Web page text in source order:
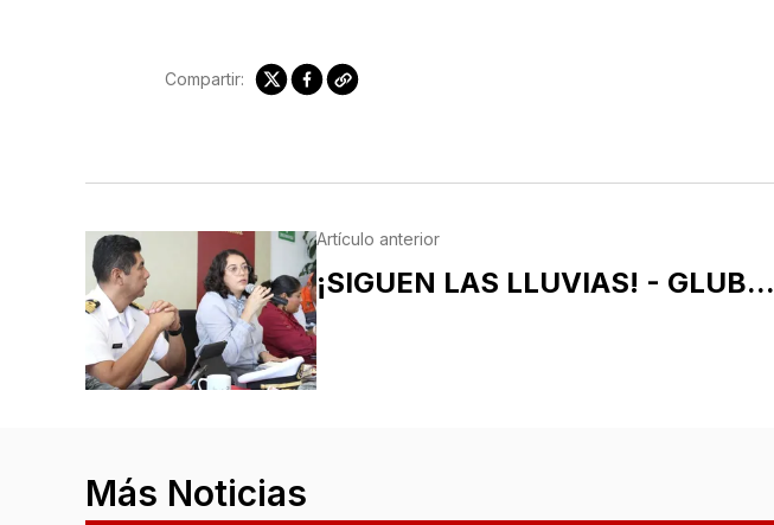
Compartir:
Artículo anterior
¡SIGUEN LAS LLUVIAS! - GLUB...
Más Noticias